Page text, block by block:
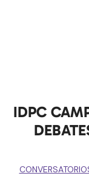
IDPC